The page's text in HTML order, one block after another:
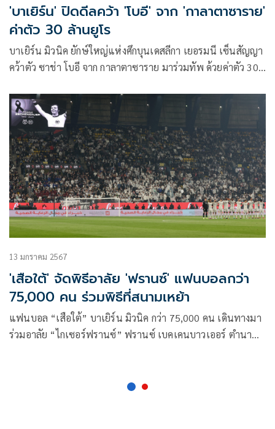
'บาเยิร์น' ปิดดีลคว้า 'โบอี' จาก 'กาลาตาซาราย'
ค่าตัว 30 ล้านยูโร
บาเยิร์น มิวนิค ยักษ์ใหญ่แห่งศึกบุนเดสลีกา เยอรมนี เซ็นสัญญา
คว้าตัว ซาช่า โบอี จาก กาลาตาซาราย มาร่วมทัพ ด้วยค่าตัว 30
เป็นทางการเมื่อวันที่ 28 มกราคมที่ผ่านมา
13 มกราคม 2567
'เสือใต้' จัดพิธีอาลัย 'ฟรานซ์' แฟนบอลกว่า
75,000 คน ร่วมพิธีที่สนามเหย้า
แฟนบอล “เสือใต้” บาเยิร์น มิวนิค กว่า 75,000 คน เดินทางมา
ร่วมอาลัย “ไกเซอร์ฟรานซ์” ฟรานซ์ เบคเคนบาวเออร์ ตำนาน